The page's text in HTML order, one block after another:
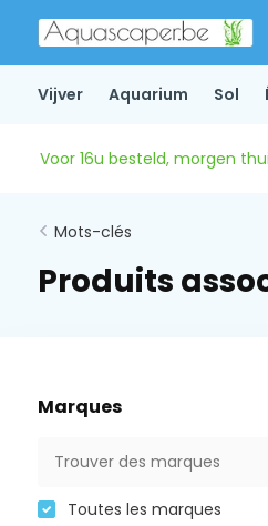
Vijver Aquarium Sol
Voor 16u besteld, morgen
Mots-clés
Produits
Marques
Toutes les marques